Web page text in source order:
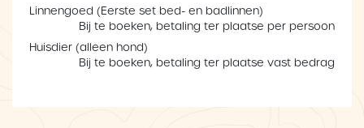
Linnengoed (Eerste set bed- en badlinnen)
Bij te boeken, betaling ter plaatse per persoon
Huisdier (alleen hond)
Bij te boeken, betaling ter plaatse vast bedrag